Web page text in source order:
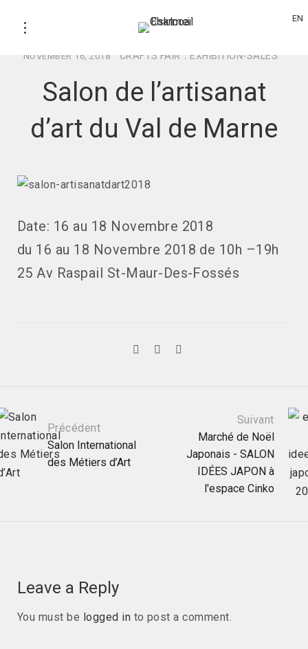
EN
NOVEMBER 16, 2018 CRAFTS FAIR EXHIBITION-SALES
Salon de l’artisanat
d’art du Val de Marne
Date: 16 au 18 Novembre 2018
du 16 au 18 Novembre 2018 de 10h –19h
25 Av Raspail St-Maur-Des-Fossés
Précédent
Salon International
des Métiers d’Art
Suivant
Marché de Noël
Japonais - SALON
IDÉES JAPON à
l'espace Cinko
Leave a Reply
You must be logged in to post a comment.